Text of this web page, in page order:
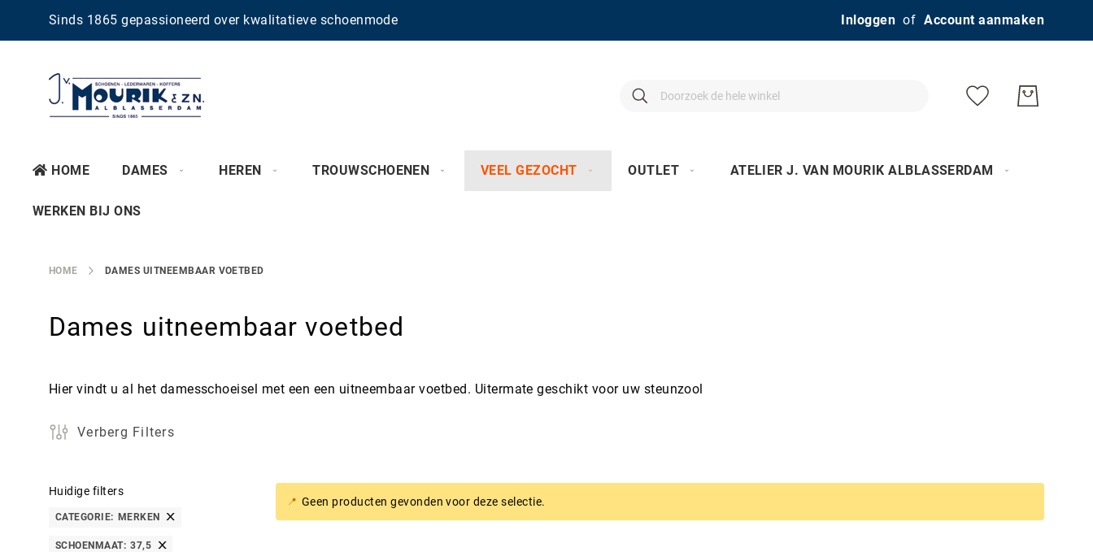
Sinds 1865 gepassioneerd over kwalitatieve schoenmode
Ga
Inloggen Account aanmaken
Search
Search
HOME DAMES HEREN TROUWSCHOENEN VEEL GEZOCHT OUTLET ATELIER J. VAN MOURIK ALBLASSERDAM
WERKEN BIJ ONS
HOME DAMES UITNEEMBAAR VOETBED
Dames uitneembaar voetbed
Hier vindt u al het damesschoeisel met een een uitneembaar voetbed. Uitermate geschikt voor uw steunzool
Geen producten gevonden voor deze selectie.
Huidige filters
CATEGORIE MERKEN
SCHOENMAAT 37,5
Verberg Filters